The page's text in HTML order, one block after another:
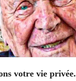
votre vie privée.